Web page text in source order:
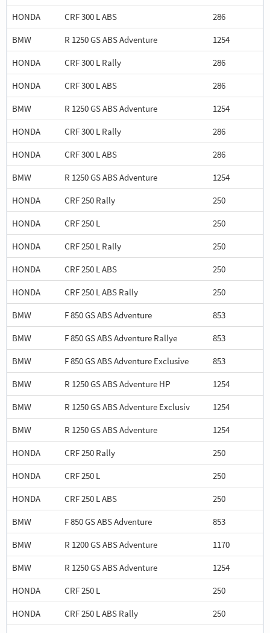
HONDA
CRF 300 L ABS 286
BMW
R 1250 GS ABS Adventure 1254
HONDA
CRF 300 L Rally 286
HONDA
CRF 300 L ABS 286
BMW
R 1250 GS ABS Adventure 1254
HONDA
CRF 300 L Rally 286
HONDA
CRF 300 L ABS 286
BMW
R 1250 GS ABS Adventure 1254
HONDA
CRF 250 Rally 250
HONDA
CRF 250 L 250
HONDA
CRF 250 L Rally 250
HONDA
CRF 250 L ABS 250
HONDA
CRF 250 L ABS Rally 250
BMW
F 850 GS ABS Adventure 853
BMW
F 850 GS ABS Adventure Rallye 853
BMW
F 850 GS ABS Adventure Exclusive 853
BMW
R 1250 GS ABS Adventure HP 1254
BMW
R 1250 GS ABS Adventure Exclusiv 1254
BMW
R 1250 GS ABS Adventure 1254
HONDA
CRF 250 Rally 250
HONDA
CRF 250 L 250
HONDA
CRF 250 L ABS 250
BMW
F 850 GS ABS Adventure 853
BMW
R 1200 GS ABS Adventure 1170
BMW
R 1250 GS ABS Adventure 1254
HONDA
CRF 250 L 250
HONDA
CRF 250 L ABS Rally 250